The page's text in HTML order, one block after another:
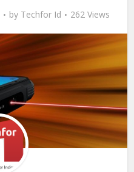
by Techfor Id 262 Views